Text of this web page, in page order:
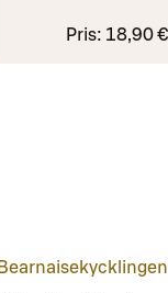
Pris: 18,90 €
Bearnaisekycklingen